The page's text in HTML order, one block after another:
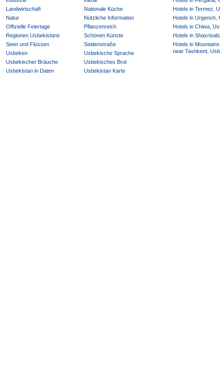
Landwirtschaft
Nationale Küche
Natur
Nützliche Information
Offizielle Feiertage
Pflanzenreich
Regionen Usbekistans
Schönen Künste
Seen und Flüssen
Seidenstraße
Usbeken
Usbekische Sprache
Usbekischer Bräuche
Usbekisches Brot
Usbekistan in Daten
Usbekistan Karte
Hotels in Termez,
Hotels in Urgench,
Hotels in Chiwa,
Hotels in
Hotels in
near Tashkent,